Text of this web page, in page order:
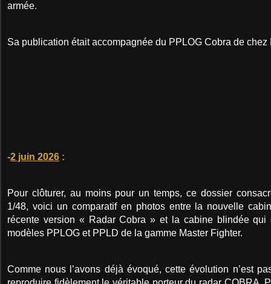
armée.
Sa publication était accompagnée du PPLOG Cobra de chez
-2 juin 2026 :
Pour clôturer, au moins pour un temps, ce dossier
1/48, voici un comparatif en photos entre la nouvelle
récente version « Radar Cobra » et la cabine blindée qui
modèles PPLOG et PPLD de la gamme Master Fighter.
Comme nous l’avons déjà évoqué, cette évolution n’est